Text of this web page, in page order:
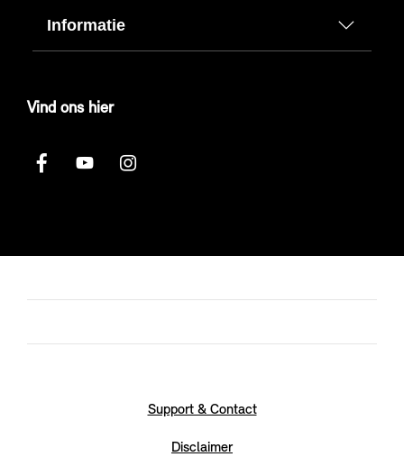
Informatie
Vind ons hier
Support & Contact
Disclaimer